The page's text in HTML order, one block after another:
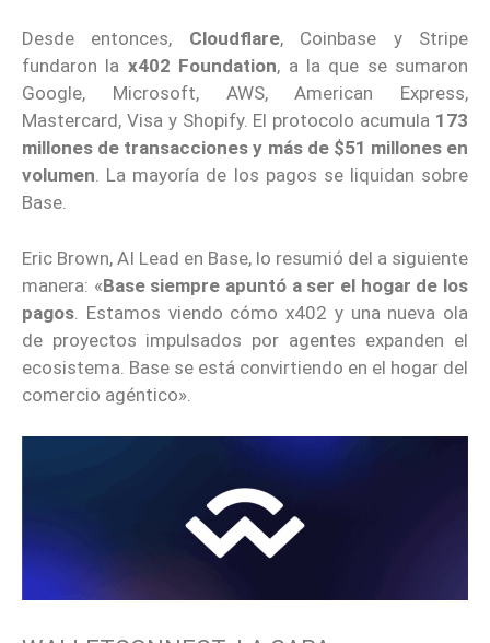
Desde entonces, Cloudflare, Coinbase y Stripe
fundaron la x402 Foundation, a la que se sumaron
Google, Microsoft, AWS, American Express,
Mastercard, Visa y Shopify. El protocolo acumula 173
millones de transacciones y más de $51 millones en
volumen. La mayoría de los pagos se liquidan sobre
Base.
Eric Brown, AI Lead en Base, lo resumió del a siguiente
manera: «Base siempre apuntó a ser el hogar de los
pagos . Estamos viendo cómo x402 y una nueva ola
de proyectos impulsados por agentes expanden el
ecosistema. Base se está convirtiendo en el hogar del
comercio agéntico».